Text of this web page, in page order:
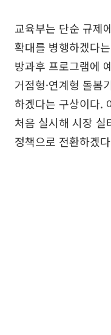
교육부는 단순 규제
확대를 병행하겠다
방과후 프로그램에
거점형·연계형 돌봄
하겠다는 구상이다.
처음 실시해 시장
정책으로 전환하겠